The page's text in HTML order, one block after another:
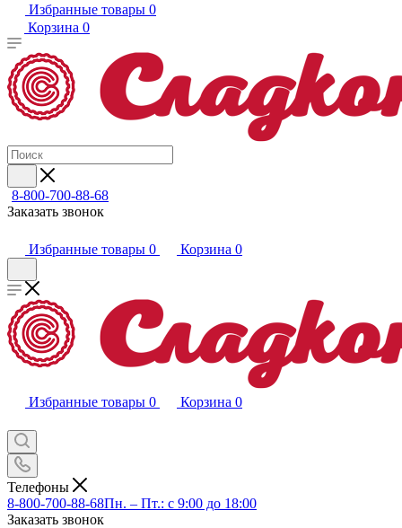
Избранные товары 0
Корзина 0
8-800-700-88-68
Заказать звонок
Избранные товары 0 Корзина 0
Избранные товары 0 Корзина 0
Телефоны
8-800-700-88-68Пн. – Пт.: с 9:00 до 18:00
Заказать звонок